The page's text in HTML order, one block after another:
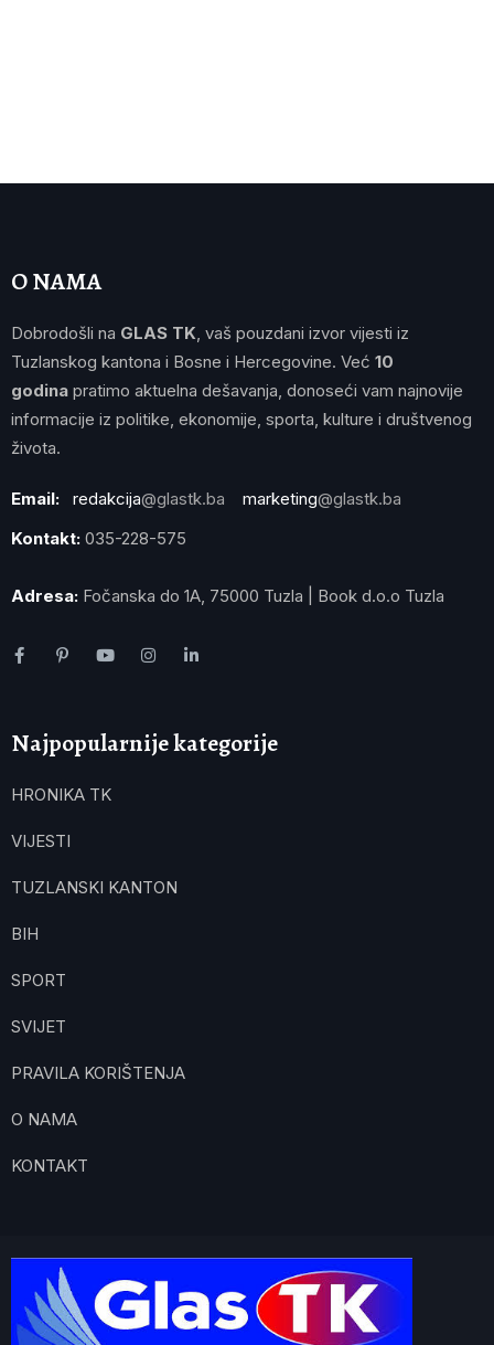
O NAMA
Dobrodošli na GLAS TK , vaš pouzdani izvor vijesti iz
Tuzlanskog kantona i Bosne i Hercegovine. Već 10
godina pratimo aktuelna dešavanja, donoseći vam najnovije
informacije iz politike, ekonomije, sporta, kulture i društvenog
života.
Email: redakcija@glastk.ba marketing@glastk.ba
Kontakt: 035-228-575
Adresa: Fočanska do 1A, 75000 Tuzla | Book d.o.o Tuzla
Najpopularnije kategorije
HRONIKA TK
VIJESTI
TUZLANSKI KANTON
BIH
SPORT
SVIJET
PRAVILA KORIŠTENJA
O NAMA
KONTAKT